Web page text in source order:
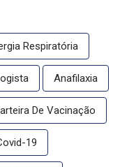
Respiratória
Anafilaxia
De Vacinação
19